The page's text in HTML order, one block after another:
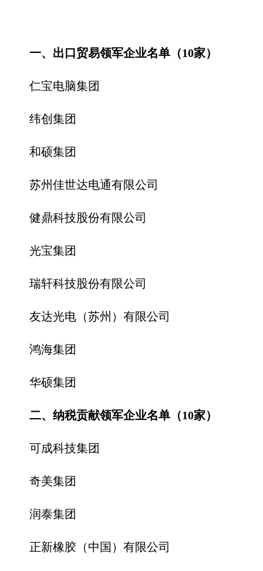
一、出口贸易领军企业名单（10家）
仁宝电脑集团
纬创集团
和硕集团
苏州佳世达电通有限公司
健鼎科技股份有限公司
光宝集团
瑞轩科技股份有限公司
友达光电（苏州）有限公司
鸿海集团
华硕集团
二、纳税贡献领军企业名单（10家）
可成科技集团
奇美集团
润泰集团
正新橡胶（中国）有限公司